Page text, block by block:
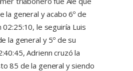
la general y acabo 6º de
le seguiría Luis
la general y 5º de su
Adrienn cruzó la
85 de la general y siendo